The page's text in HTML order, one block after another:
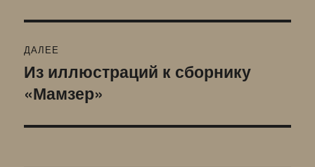
ДАЛЕЕ
Следующая
запись:
Из иллюстраций к сборнику
«Мамзер»